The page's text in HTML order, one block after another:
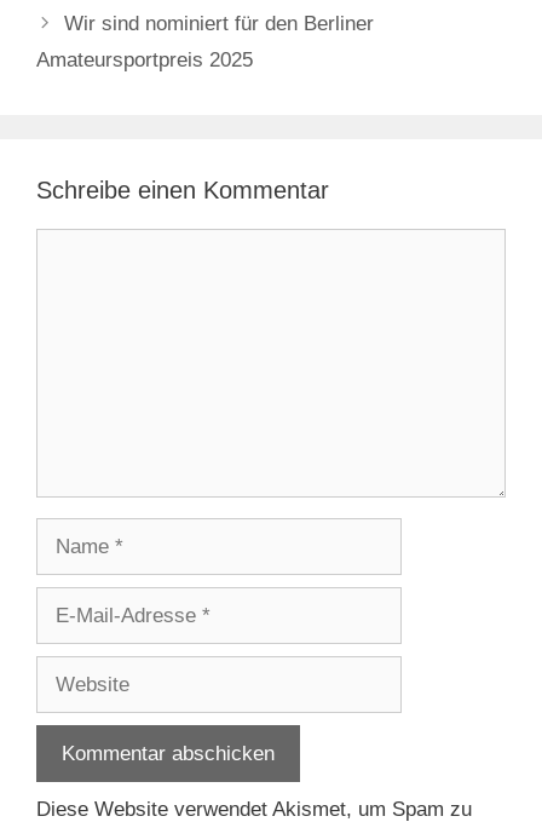
Wir sind nominiert für den Berliner
Amateursportpreis 2025
Schreibe einen Kommentar
Adresse
Diese Website verwendet Akismet, um Spam zu